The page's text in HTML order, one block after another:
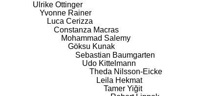
Ulrike Ottinger
Yvonne Rainer
Luca Cerizza
Constanza Macras
Mohammad Salemy
Göksu Kunak
Sebastian Baumgarten
Udo Kittelmann
Theda Nilsson-Eicke
Leila Hekmat
Tamer Yiğit